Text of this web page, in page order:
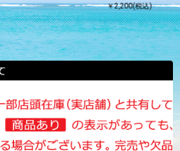
￥2,200(税込)